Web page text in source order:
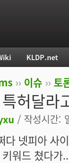
›› 이슈 ›› 토
허달라
/ 작성시간:
다 넷피아 사
워드 쳤다가
KLDP.net